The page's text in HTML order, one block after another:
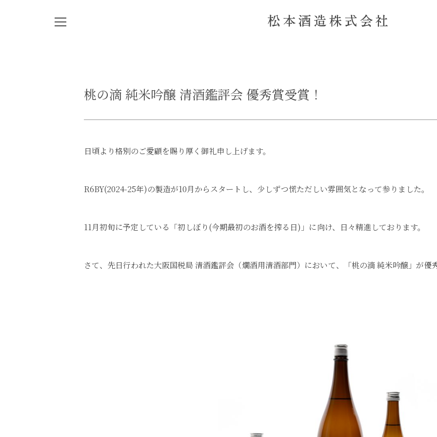
桃の滴 純米吟醸 清酒鑑評会 優秀賞受賞！
日頃より格別のご愛顧を賜り厚く御礼申し上げます。
R6BY(2024-25年)の製造が10月からスタートし、少しずつ慌ただしい雰囲気となって参りました。
11月初旬に予定している「初しぼり(今期最初のお酒を搾る日)」に向け、日々精進しております。
さて、先日行われた大阪国税局 清酒鑑評会（燗酒用清酒部門）において、「桃の滴 純米吟醸」が優